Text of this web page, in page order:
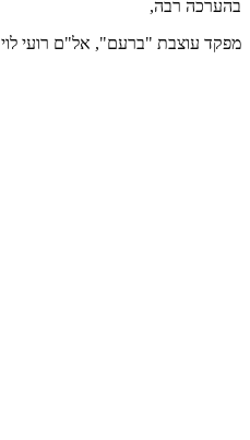
בהערכה רבה,
מפקד עוצבת "ברעם", אל"ם רועי לוי